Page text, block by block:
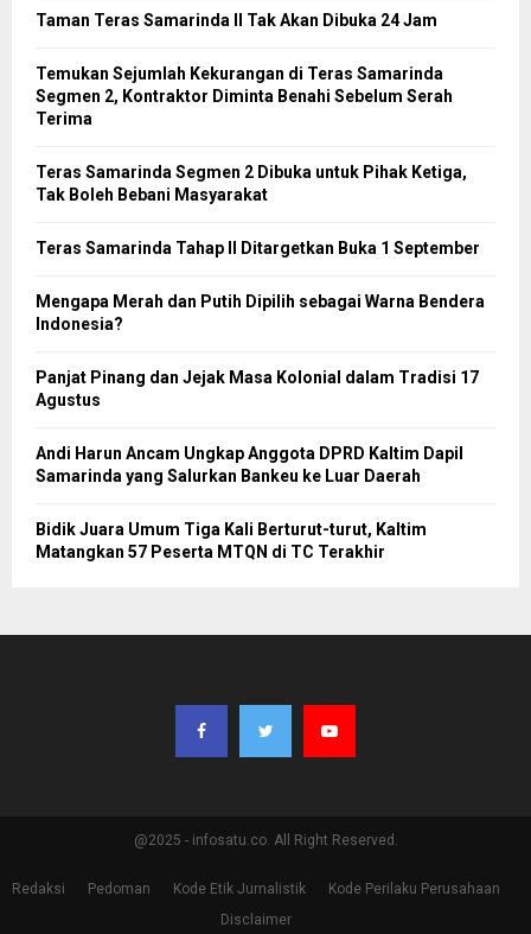
Taman Teras Samarinda II Tak Akan Dibuka 24 Jam
Temukan Sejumlah Kekurangan di Teras Samarinda
Segmen 2, Kontraktor Diminta Benahi Sebelum Serah
Terima
Teras Samarinda Segmen 2 Dibuka untuk Pihak Ketiga,
Tak Boleh Bebani Masyarakat
Teras Samarinda Tahap II Ditargetkan Buka 1 September
Mengapa Merah dan Putih Dipilih sebagai Warna Bendera
Indonesia?
Panjat Pinang dan Jejak Masa Kolonial dalam Tradisi 17
Agustus
Andi Harun Ancam Ungkap Anggota DPRD Kaltim Dapil
Samarinda yang Salurkan Bankeu ke Luar Daerah
Bidik Juara Umum Tiga Kali Berturut-turut, Kaltim
Matangkan 57 Peserta MTQN di TC Terakhir
@2025 - infosatu.co. All Right Reserved.
Redaksi Pedoman Kode Etik Jurnalistik
Kode Perilaku Perusahaan
Disclaimer